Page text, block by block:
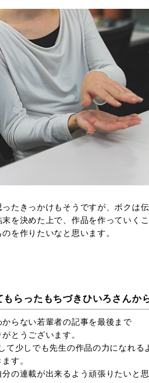
たきっかけもそうですが、ボクは
を決めた上で、作品を作っていく
を作りたいなと思います。
らったもちづきひいろさんか
らない若輩者の記事を最後まで
とうございます。
て少しでも先生の作品の力になれる
す。
の連載が出来るよう頑張りたいと思